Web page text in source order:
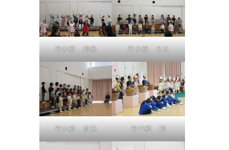
年少組 劇② 年少組 うた
年少組 合奏 年中組 劇